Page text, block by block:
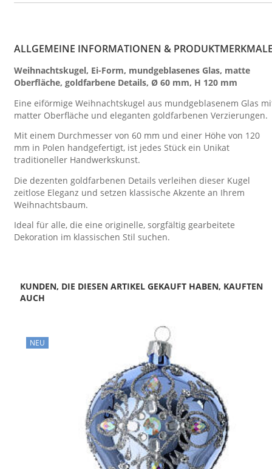
ALLGEMEINE INFORMATIONEN &
Weihnachtskugel, Ei-Form, mundgeblasenes Glas, matte
Oberfläche, goldfarbene Details, Ø 60 mm, H 120 mm
Eine eiförmige Weihnachtskugel aus mundgeblasenem Glas
matter Oberfläche und eleganten goldfarbenen Verzierungen.
Mit einem Durchmesser von 60 mm und einer Höhe von 120
mm in Polen handgefertigt, ist jedes Stück ein Unikat
traditioneller Handwerkskunst.
Die dezenten goldfarbenen Details verleihen dieser Kugel
zeitlose Eleganz und setzen klassische Akzente an Ihrem
Weihnachtsbaum.
Ideal für alle, die eine originelle, sorgfältig gearbeitete
Dekoration im klassischen Stil suchen.
KUNDEN, DIE DIESEN ARTIKEL GEKAUFT HABEN, KAUFTEN
AUCH
NEU